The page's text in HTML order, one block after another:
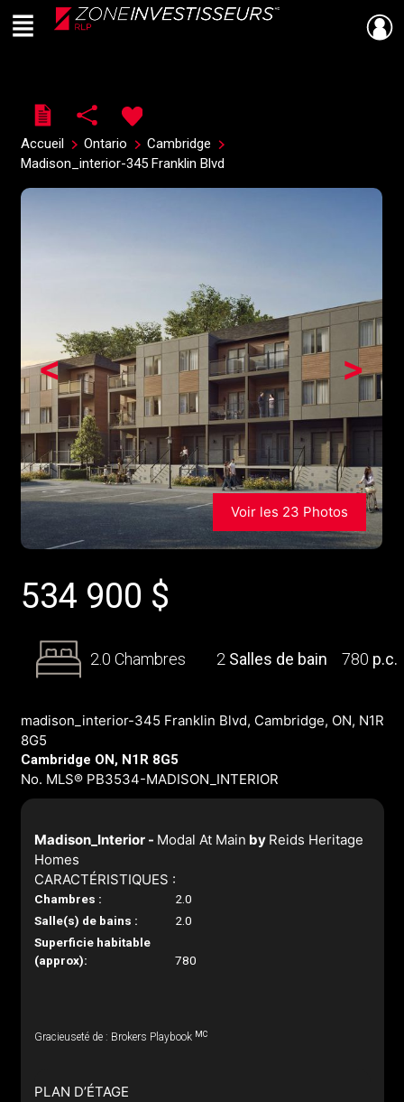
Live
En Direct
Menu
Accueil Ontario
Cambridge
Madison_interior-345 Franklin Blvd
>
<
Voir les 23 Photos
534 900 $
2.0 Chambres 2 Salles de bain 780 p.c.
madison_interior-345 Franklin Blvd, Cambridge, ON, N1R
8G5
Cambridge ON, N1R 8G5
No. MLS® PB3534-MADISON_INTERIOR
Madison_Interior - Modal At Main by Reids Heritage
Homes
CARACTÉRISTIQUES :
Chambres :
2.0
Salle(s) de bains :
2.0
Superficie habitable
(approx):
780
Gracieuseté de : Brokers Playbook MC
PLAN D’ÉTAGE